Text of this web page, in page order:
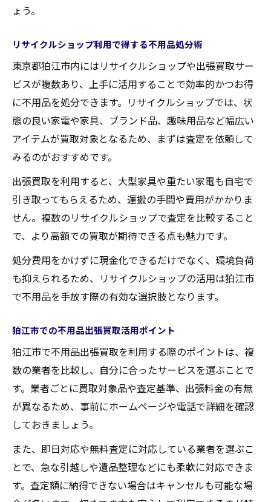
不用品を効率的に現金化するライフハック
不用品の出張買取を利用するメリット紹介
出張買取が不用品処分を楽にする理由
不用品を手軽に現金化できるサービスの魅
力
自宅訪問で不用品を効率よく整理する利点
狛江市で出張買取を選ぶべきポイントとは
不用品を高く売るための出張買取活用術
狛江市の不用品買取活用ガイド
不用品買取の流れと活用ポイント総まとめ
リサイクルショップ出張買取の活用方法
家電・家具の不用品を高く売る秘訣
ょう。
リサイクルショップ利用で得する不用品処分術
東京都狛江市内にはリサイクルショップや出張買取サー
ビスが複数あり、上手に活用することで効率的かつお得
に不用品を処分できます。リサイクルショップでは、状
態の良い家電や家具、ブランド品、趣味用品など幅広い
アイテムが買取対象となるため、まずは査定を依頼して
みるのがおすすめです。
出張買取を利用すると、大型家具や重たい家電も自宅で
引き取ってもらえるため、運搬の手間や費用がかかりま
せん。複数のリサイクルショップで査定を比較すること
で、より高額での買取が期待できる点も魅力です。
処分費用をかけずに現金化できるだけでなく、環境負荷
も抑えられるため、リサイクルショップの活用は狛江市
で不用品を手放す際の有効な選択肢となります。
狛江市での不用品出張買取活用ポイント
狛江市で不用品出張買取を利用する際のポイントは、複
数の業者を比較し、自分に合ったサービスを選ぶことで
す。業者ごとに買取対象品や査定基準、出張料金の有無
が異なるため、事前にホームページや電話で詳細を確認
しておきましょう。
また、即日対応や無料査定に対応している業者を選ぶこ
とで、急な引越しや遺品整理などにも柔軟に対応できま
す。査定額に納得できない場合はキャンセルも可能な場